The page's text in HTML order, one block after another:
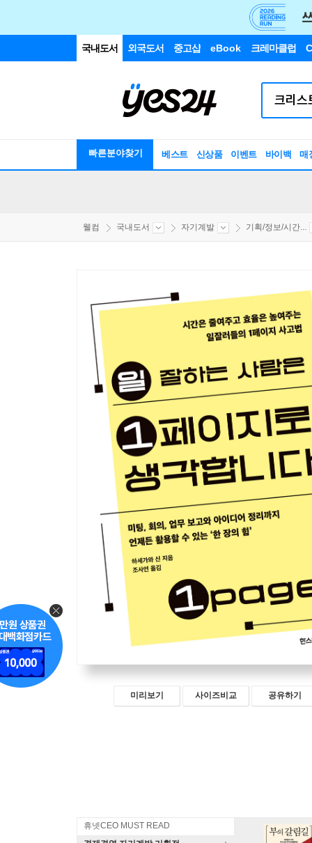
국내도서 외국도서 중고샵 eBook 크레마클럽
빠른분야찾기 베스트 신상품 이벤트 바이백 매
웰컴 국내도서 자기계발 기획/정보/시간...
미리보기 사이즈비교 공유하기
휴넷CEO MUST READ